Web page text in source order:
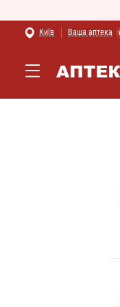
Київ Ваша аптека